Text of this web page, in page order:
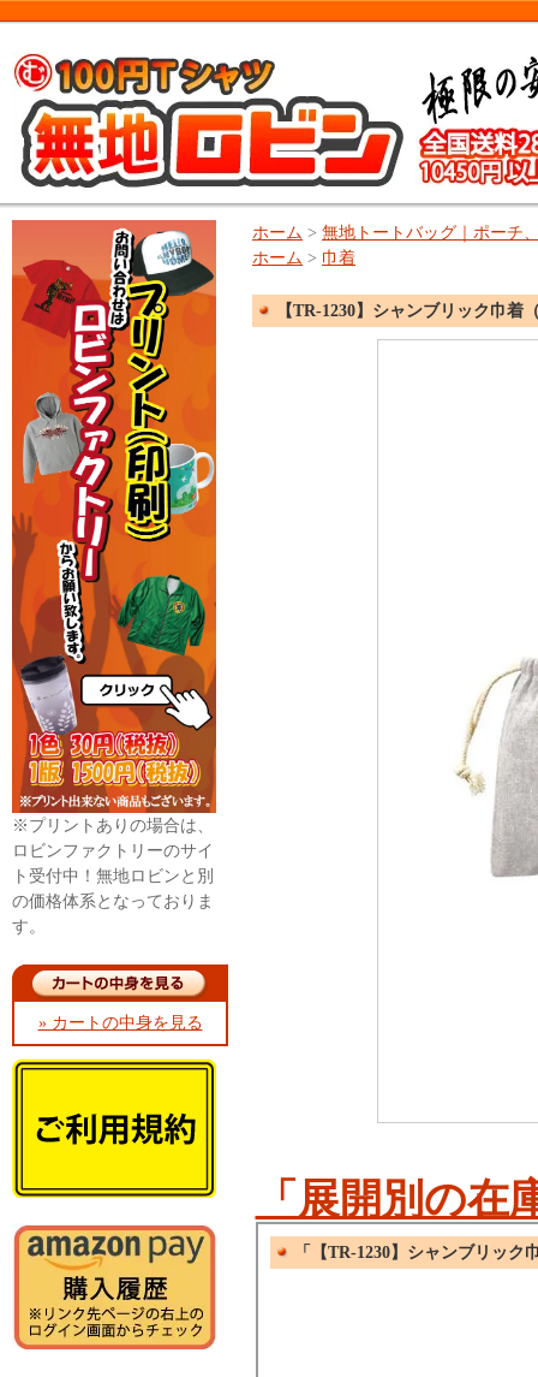
※プリントありの場合は、
ロビンファクトリーのサイ
ト受付中！無地ロビンと別
の価格体系となっておりま
す。
» カートの中身を見る
ホーム > 無地トートバッグ｜ポーチ
ホーム > 巾着
【TR-1230】シャンブリック巾着
「展開別の在